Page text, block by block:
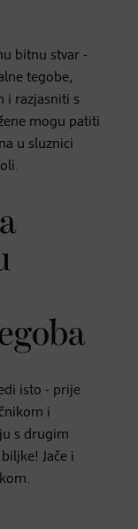
bitnu stvar -
tegobe,
i razjasniti s
mogu patiti
u sluznici
isto - prije
i
s drugim
Jače i